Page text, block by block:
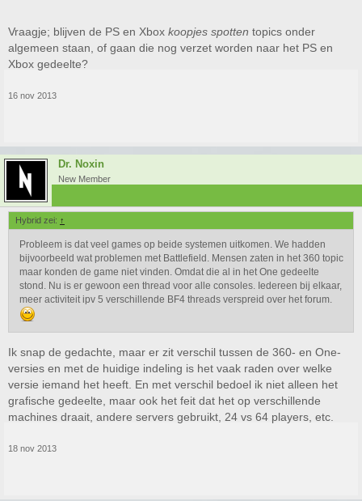
Vraagje; blijven de PS en Xbox koopjes spotten topics onder
algemeen staan, of gaan die nog verzet worden naar het PS en
Xbox gedeelte?
16 nov 2013
Dr. Noxin
New Member
Hybrid zei: ↑
Probleem is dat veel games op beide systemen uitkomen. We hadden
bijvoorbeeld wat problemen met Battlefield. Mensen zaten in het 360 topic
maar konden de game niet vinden. Omdat die al in het One gedeelte
stond. Nu is er gewoon een thread voor alle consoles. Iedereen bij elkaar,
meer activiteit ipv 5 verschillende BF4 threads verspreid over het forum.
Ik snap de gedachte, maar er zit verschil tussen de 360- en One-
versies en met de huidige indeling is het vaak raden over welke
versie iemand het heeft. En met verschil bedoel ik niet alleen het
grafische gedeelte, maar ook het feit dat het op verschillende
machines draait, andere servers gebruikt, 24 vs 64 players, etc.
18 nov 2013